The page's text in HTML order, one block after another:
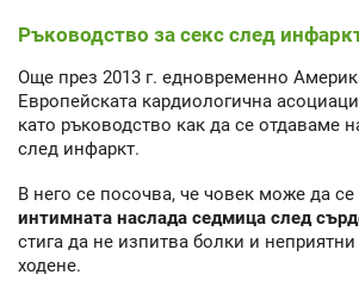
Ръководство за секс след
Още през 2013 г. едновременно
Европейската кардиологична
като ръководство как да се отдаваме
след инфаркт.
В него се посочва, че човек може да
интимната наслада седмица след
стига да не изпитва болки и
ходене.